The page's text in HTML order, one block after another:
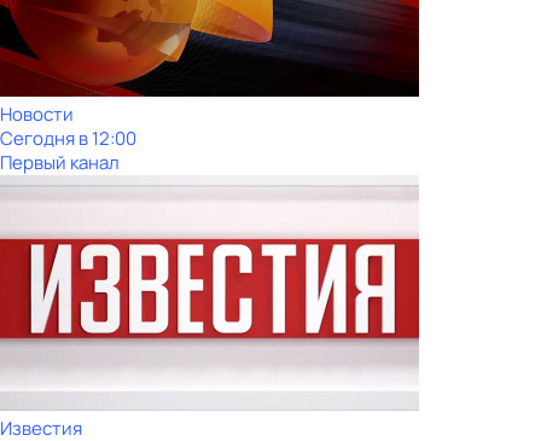
Новости
Сегодня в 12:00
Первый канал
Известия